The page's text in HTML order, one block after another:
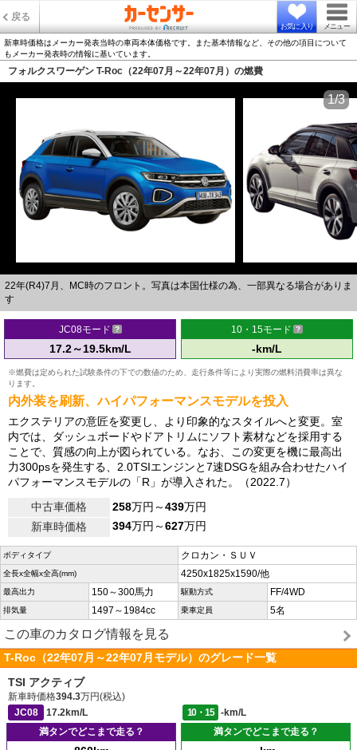
戻る
お気に入り メニュー
新車時価格はメーカー発表当時の車両本体価格です。また基本情報など、その他の項目について
もメーカー発表時の情報に基いています。
フォルクスワーゲン T-Roc（22年07月～22年07月）の燃費
22年(R4)7月、MC時のフロント。写真は本国仕様の為、一部異なる場合がありま
す
1/3
JC08モード
17.2～19.5km/L
10・15モード
-km/L
※燃費は定められた試験条件の下での数値のため、走行条件等により実際の燃料消費率は異な
ります。
内外装を刷新、ハイパフォーマンスモデルを投入
エクステリアの意匠を変更し、より印象的なスタイルへと変更。室
内では、ダッシュボードやドアトリムにソフト素材などを採用する
ことで、質感の向上が図られている。なお、この変更を機に最高出
力300psを発生する、2.0TSIエンジンと7速DSGを組み合わせたハイ
パフォーマンスモデルの「R」が導入された。（2022.7）
中古車価格
258万円～439万円
新車時価格
394万円～627万円
ボディタイプ クロカン・ＳＵＶ
全長x全幅x全高(mm) 4250x1825x1590/他
最高出力 150～300馬力 駆動方式 FF/4WD
排気量 1497～1984cc 乗車定員 5名
この車のカタログ情報を見る
T-Roc（22年07月～22年07月モデル）のグレード一覧
TSI アクティブ
新車時価格394.3万円(税込)
JC08
17.2km/L 10・15
-km/L
満タンでどこまで走る？
満タンでどこまで走る？